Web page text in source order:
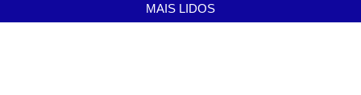
MAIS LIDOS